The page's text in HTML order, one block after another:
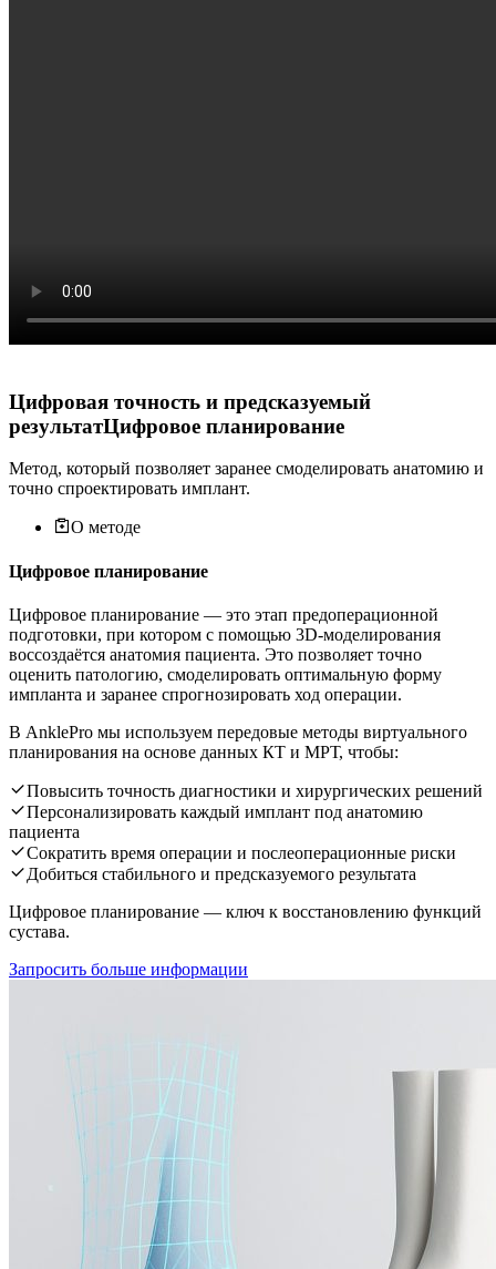
Цифровая точность и предсказуемый
результатЦифровое планирование
Метод, который позволяет заранее смоделировать анатомию и
точно спроектировать имплант.
О методе
Цифровое планирование
Цифровое планирование — это этап предоперационной
подготовки, при котором с помощью 3D-моделирования
воссоздаётся анатомия пациента. Это позволяет точно
оценить патологию, смоделировать оптимальную форму
импланта и заранее спрогнозировать ход операции.
В AnklePro мы используем передовые методы виртуального
планирования на основе данных КТ и МРТ, чтобы:
Повысить точность диагностики и хирургических решений
Персонализировать каждый имплант под анатомию
пациента
Сократить время операции и послеоперационные риски
Добиться стабильного и предсказуемого результата
Цифровое планирование — ключ к восстановлению функций
сустава.
Запросить больше информации